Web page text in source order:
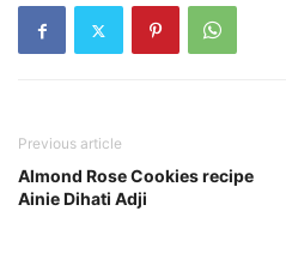
Previous article
Almond Rose Cookies recipe
Ainie Dihati Adji